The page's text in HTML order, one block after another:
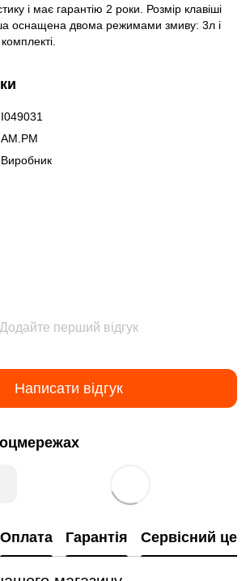
і має гарантію 2 роки. Розмір клавіші
оснащена двома режимами змиву: 3л і
I049031
AM.PM
Виробник
Додайте перший відгук
Написати відгук
Оплата Гарантія Сервісний